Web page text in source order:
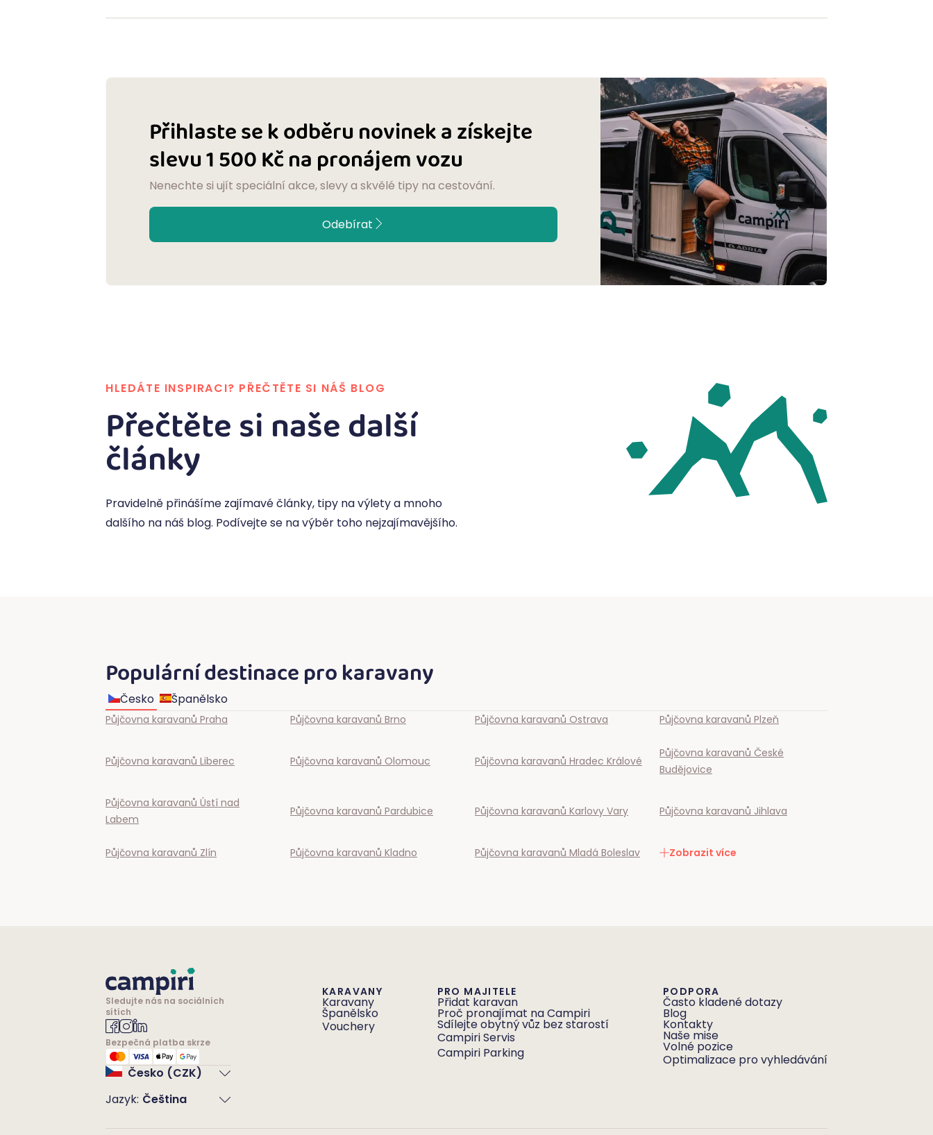
Přihlaste se k odběru novinek a získejte
slevu 1 500 Kč na pronájem vozu
Nenechte si ujít speciální akce, slevy a skvělé tipy na cestování.
Odebírat
HLEDÁTE INSPIRACI? PŘEČTĚTE SI NÁŠ BLOG
Přečtěte si naše další
články
Pravidelně přinášíme zajímavé články, tipy na výlety a mnoho
dalšího na náš blog. Podívejte se na výběr toho nejzajímavějšího.
Populární destinace pro karavany
Česko Španělsko
Půjčovna karavanů Praha Půjčovna karavanů Brno Půjčovna karavanů Ostrava Půjčovna karavanů Plzeň
Půjčovna karavanů Liberec Půjčovna karavanů Olomouc Půjčovna karavanů Hradec Králové
Půjčovna karavanů České
Budějovice
Půjčovna karavanů Ústí nad
Labem
Půjčovna karavanů Pardubice Půjčovna karavanů Karlovy Vary Půjčovna karavanů Jihlava
Půjčovna karavanů Zlín Půjčovna karavanů Kladno Půjčovna karavanů Mladá Boleslav Zobrazit více
Sledujte nás na sociálních
sítích
Bezpečná platba skrze
Česko (CZK)
Jazyk: Čeština
KARAVANY
Karavany
Španělsko
Vouchery
PRO MAJITELE
Přidat karavan
Proč pronajímat na Campiri
Sdílejte obytný vůz bez starostí
Campiri Servis
Campiri Parking
PODPORA
Často kladené dotazy
Blog
Kontakty
Naše mise
Volné pozice
Optimalizace pro vyhledávání